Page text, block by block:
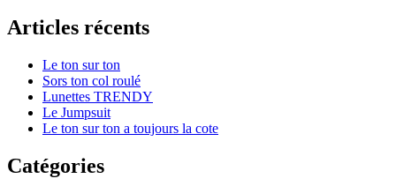
Articles récents
Le ton sur ton
Sors ton col roulé
Lunettes TRENDY
Le Jumpsuit
Le ton sur ton a toujours la cote
Catégories